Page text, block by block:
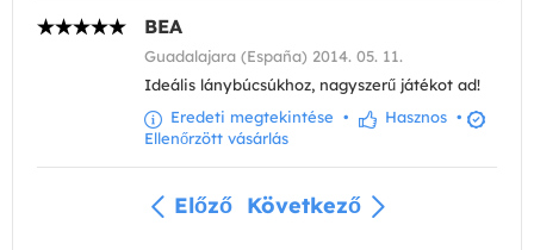
BEA
Guadalajara (España) 2014. 05. 11.
Ideális lánybúcsúkhoz, nagyszerű játékot ad!
Eredeti megtekintése • Hasznos •
Ellenőrzött vásárlás
Előző Következő